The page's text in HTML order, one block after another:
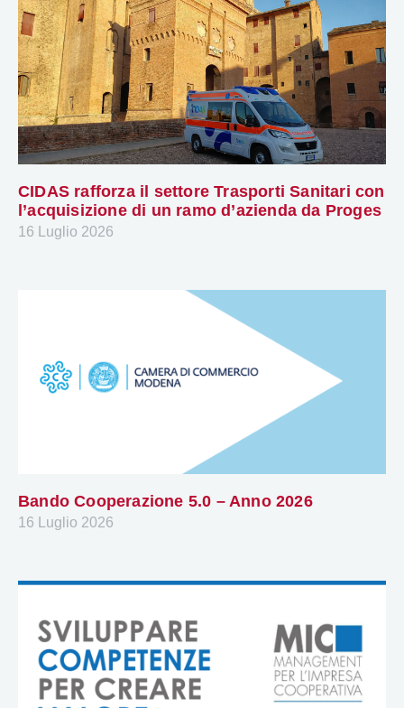
CIDAS rafforza il settore Trasporti Sanitari con
l’acquisizione di un ramo d’azienda da Proges
16 Luglio 2026
Bando Cooperazione 5.0 – Anno 2026
16 Luglio 2026